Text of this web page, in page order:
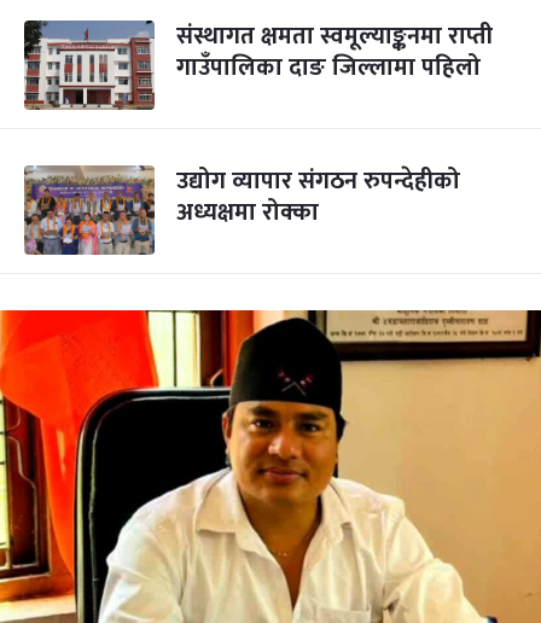
संस्थागत क्षमता स्वमूल्याङ्कनमा राप्ती
गाउँपालिका दाङ जिल्लामा पहिलो
उद्योग व्यापार संगठन रुपन्देहीको
अध्यक्षमा रोक्का